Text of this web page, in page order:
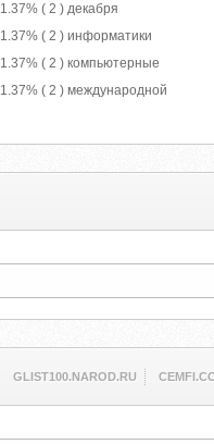
1.37% ( 2 ) декабря
1.37% ( 2 ) информатики
1.37% ( 2 ) компьютерные
1.37% ( 2 ) международной
GLIST100.NAROD.RU